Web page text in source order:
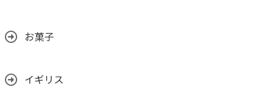
お菓子
イギリス